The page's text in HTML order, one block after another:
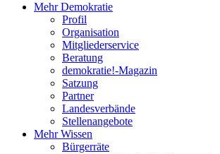
Mehr Demokratie
Profil
Organisation
Mitgliederservice
Beratung
demokratie!-Magazin
Satzung
Partner
Landesverbände
Stellenangebote
Mehr Wissen
Bürgerräte